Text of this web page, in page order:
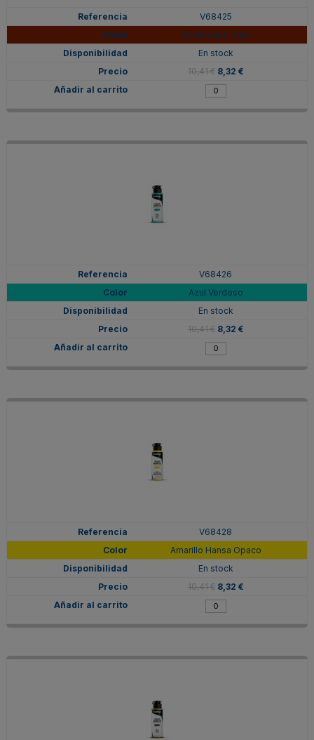
V68425
Transóxido Rojo
En stock
10,41 € 8,32 €
V68426
Azul Verdoso
En stock
10,41 € 8,32 €
V68428
Amarillo Hansa Opaco
En stock
10,41 € 8,32 €